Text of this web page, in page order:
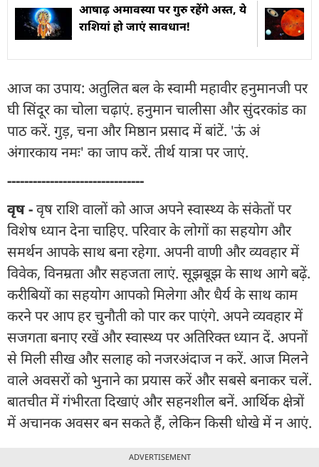
आषाढ़ अमावस्या पर गुरु रहेंगे अस्त, ये
राशियां हो जाएं सावधान!
आज का उपाय: अतुलित बल के स्वामी महावीर हनुमानजी पर
घी सिंदूर का चोला चढ़ाएं. हनुमान चालीसा और सुंदरकांड का
पाठ करें. गुड़, चना और मिष्ठान प्रसाद में बांटें. 'ऊं अं
अंगारकाय नमः' का जाप करें. तीर्थ यात्रा पर जाएं.
--------------------------------
वृष -वृष राशि वालों को आज अपने स्वास्थ्य के संकेतों पर
विशेष ध्यान देना चाहिए. परिवार के लोगों का सहयोग और
समर्थन आपके साथ बना रहेगा. अपनी वाणी और व्यवहार में
विवेक, विनम्रता और सहजता लाएं. सूझबूझ के साथ आगे बढ़ें.
करीबियों का सहयोग आपको मिलेगा और धैर्य के साथ काम
करने पर आप हर चुनौती को पार कर पाएंगे. अपने व्यवहार में
सजगता बनाए रखें और स्वास्थ्य पर अतिरिक्त ध्यान दें. अपनों
से मिली सीख और सलाह को नजरअंदाज न करें. आज मिलने
वाले अवसरों को भुनाने का प्रयास करें और सबसे बनाकर चलें.
बातचीत में गंभीरता दिखाएं और सहनशील बनें. आर्थिक क्षेत्रों
में अचानक अवसर बन सकते हैं, लेकिन किसी धोखे में न आएं.
ADVERTISEMENT